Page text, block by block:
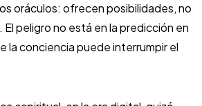
oráculos: ofrecen posibilidades, no
peligro no está en la predicción en
la conciencia puede interrumpir el